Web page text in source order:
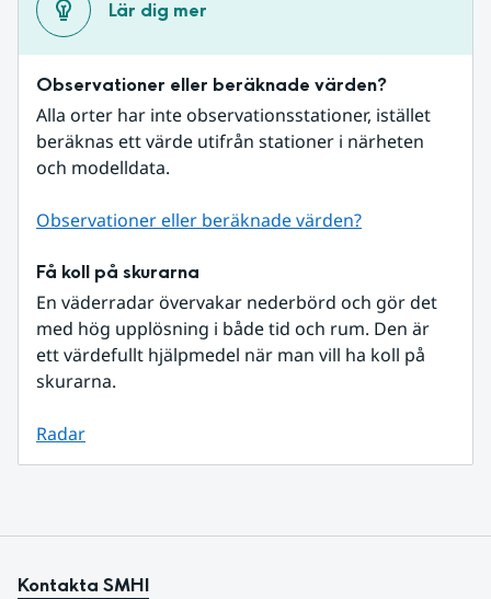
Lär dig mer
Observationer eller beräknade värden?
Alla orter har inte observationsstationer, istället
beräknas ett värde utifrån stationer i närheten
och modelldata.
Observationer eller beräknade värden?
Få koll på skurarna
En väderradar övervakar nederbörd och gör det
med hög upplösning i både tid och rum. Den är
ett värdefullt hjälpmedel när man vill ha koll på
skurarna.
Radar
Kontakta SMHI